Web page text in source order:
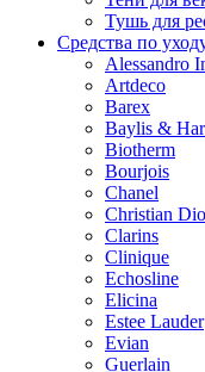
Тушь для
Средства по
Alessandro
Artdeco
Barex
Baylis &
Biotherm
Bourjois
Chanel
Christian
Clarins
Clinique
Echosline
Elicina
Estee Lauder
Evian
Guerlain